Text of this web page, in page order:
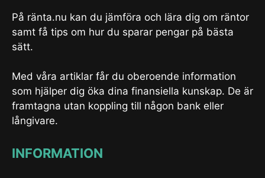
På ränta.nu kan du jämföra och lära dig om räntor
samt få tips om hur du sparar pengar på bästa
sätt.
Med våra artiklar får du oberoende information
som hjälper dig öka dina finansiella kunskap. De är
framtagna utan koppling till någon bank eller
långivare.
INFORMATION